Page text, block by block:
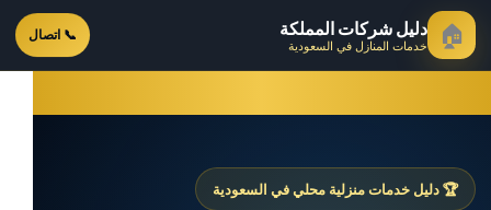
🏠 دليل شركات المملكة
خدمات المنازل في السعودية 📞 اتصال
🏆 دليل خدمات منزلية محلي في السعودية